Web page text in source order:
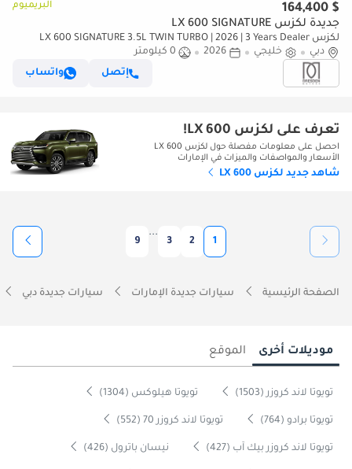
$ 164,400 البريميوم
جديدة لكزس LX 600 SIGNATURE
لكزس LX 600 SIGNATURE 3.5L TWIN TURBO | 2026 | 3 Years Dealer
Warranty | For Local Registration +10%
دبي خليجي 2026
0 كيلومتر
إتصل
واتساب
تعرف على لكزس LX 600!
احصل على معلومات مفصلة حول لكزس LX 600
الأسعار والمواصفات والميزات في الإمارات
شاهد جديد لكزس LX 600
1
2
3
...
9
الصفحة الرئيسية سيارات جديدة الإمارات سيارات جديدة دبي
موديلات أخرى الموقع
تويوتا لاند كروزر (1503) تويوتا هيلوكس (1304)
تويوتا برادو (764) تويوتا لاند كروزر 70 (552)
تويوتا لاند كروزر بيك آب (427) نيسان باترول (426)